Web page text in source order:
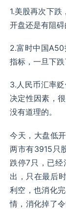
1.美股再次下
开盘还是有阻
2.富时中国
指标，一旦下
3.人民币汇率
决定性因素，
没有道理的。
今天，大盘低
两市有3915只
跌停7只，已
出，只在最后
利空，也消化
情，消化掉了